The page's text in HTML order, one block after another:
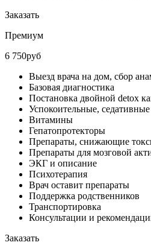
Заказать
Премиум
6 750руб
Выезд врача на дом, сбор
Базовая диагностика
Постановка двойной detox
Успокоительные, седативные
Витамины
Гепатопротекторы
Препараты, снижающие
Препараты для мозговой
ЭКГ и описание
Психотерапия
Врач оставит препараты
Поддержка родственников
Транспортировка
Консультации и
Заказать